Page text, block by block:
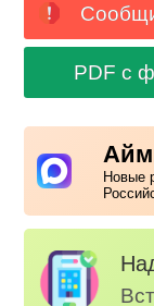
PDF с
Новые